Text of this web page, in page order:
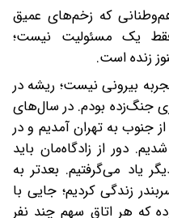
که زخم‌های عمیق
یک مسئولیت نیست؛
زنده است.
بیرونی نیست؛ ریشه در
جنگ‌زده بودم. در سال‌های
جنوب به تهران آمدیم و در
دور از زادگاه‌مان باید
یاد می‌گرفتیم. بعدتر به
زندگی کردیم؛ جایی با
که هر اتاق سهم چند نفر